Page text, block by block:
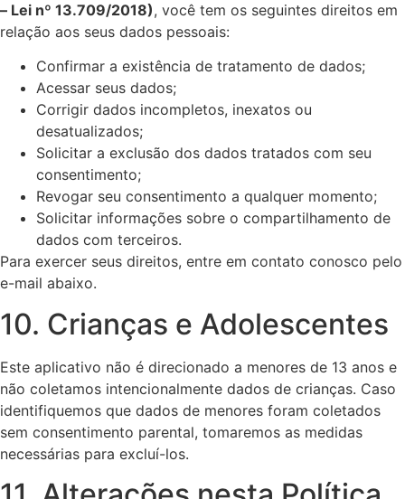
– Lei nº 13.709/2018), você tem os seguintes direitos em
relação aos seus dados pessoais:
Confirmar a existência de tratamento de dados;
Acessar seus dados;
Corrigir dados incompletos, inexatos ou
desatualizados;
Solicitar a exclusão dos dados tratados com seu
consentimento;
Revogar seu consentimento a qualquer momento;
Solicitar informações sobre o compartilhamento de
dados com terceiros.
Para exercer seus direitos, entre em contato conosco pelo
e-mail abaixo.
10. Crianças e Adolescentes
Este aplicativo não é direcionado a menores de 13 anos e
não coletamos intencionalmente dados de crianças. Caso
identifiquemos que dados de menores foram coletados
sem consentimento parental, tomaremos as medidas
necessárias para excluí-los.